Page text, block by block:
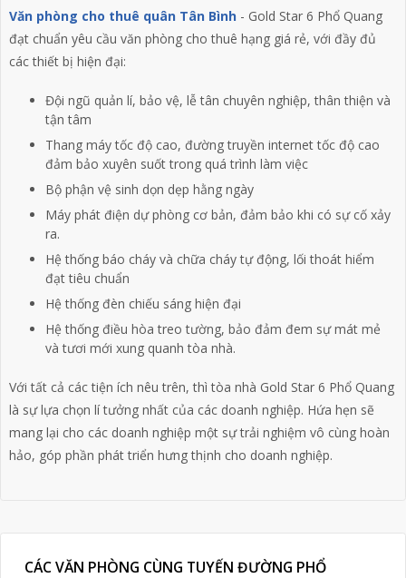
Văn phòng cho thuê quân Tân Bình- Gold Star 6 Phổ Quang
đạt chuẩn yêu cầu văn phòng cho thuê hạng giá rẻ, với đầy đủ
các thiết bị hiện đại:
Đội ngũ quản lí, bảo vệ, lễ tân chuyên nghiệp, thân thiện và
tận tâm
Thang máy tốc độ cao, đường truyền internet tốc độ cao
đảm bảo xuyên suốt trong quá trình làm việc
Bộ phận vệ sinh dọn dẹp hằng ngày
Máy phát điện dự phòng cơ bản, đảm bảo khi có sự cố xảy
ra.
Hệ thống báo cháy và chữa cháy tự động, lối thoát hiểm
đạt tiêu chuẩn
Hệ thống đèn chiếu sáng hiện đại
Hệ thống điều hòa treo tường, bảo đảm đem sự mát mẻ
và tươi mới xung quanh tòa nhà.
Với tất cả các tiện ích nêu trên, thì tòa nhà Gold Star 6 Phổ Quang
là sự lựa chọn lí tưởng nhất của các doanh nghiệp. Hứa hẹn sẽ
mang lại cho các doanh nghiệp một sự trải nghiệm vô cùng hoàn
hảo, góp phần phát triển hưng thịnh cho doanh nghiệp.
CÁC VĂN PHÒNG CÙNG TUYẾN ĐƯỜNG PHỔ